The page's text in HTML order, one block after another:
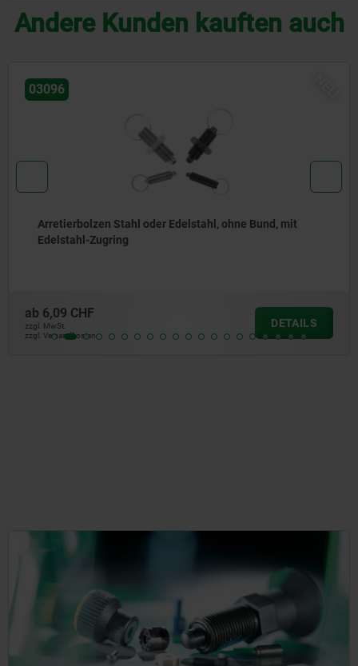
Andere Kunden kauften auch
Arretierbolzen Stahl oder Edelstahl, mit Edelstahl-
Zugring
ab5,67 CHF
zzgl. Versandkosten
DETAILS